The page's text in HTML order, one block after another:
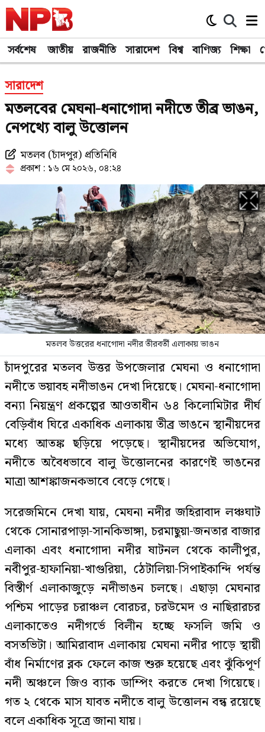
সর্বশেষ জাতীয় রাজনীতি সারাদেশ বিশ্ব বাণিজ্য শিক্ষা
সারাদেশ
মতলবের মেঘনা-ধনাগোদা নদীতে তীব্র ভাঙন,
নেপথ্যে বালু উত্তোলন
মতলব (চাঁদপুর) প্রতিনিধি
প্রকাশ : ১৬ মে ২০২৬, ০৪:২৪
মতলব উত্তরের ধনাগোদা নদীর তীরবর্তী এলাকায় ভাঙন
চাঁদপুরের মতলব উত্তর উপজেলার মেঘনা ও ধনাগোদা
নদীতে ভয়াবহ নদীভাঙন দেখা দিয়েছে। মেঘনা-ধনাগোদা
বন্যা নিয়ন্ত্রণ প্রকল্পের আওতাধীন ৬৪ কিলোমিটার দীর্ঘ
বেড়িবাঁধ ঘিরে একাধিক এলাকায় তীব্র ভাঙনে স্থানীয়দের
মধ্যে আতঙ্ক ছড়িয়ে পড়েছে। স্থানীয়দের অভিযোগ,
নদীতে অবৈধভাবে বালু উত্তোলনের কারণেই ভাঙনের
মাত্রা আশঙ্কাজনকভাবে বেড়ে গেছে।
সরেজমিনে দেখা যায়, মেঘনা নদীর জহিরাবাদ লঞ্চঘাট
থেকে সোনারপাড়া-সানকিভাঙ্গা, চরমাছুয়া-জনতার বাজার
এলাকা এবং ধনাগোদা নদীর ষাটনল থেকে কালীপুর,
নবীপুর-হাফানিয়া-খাগুরিয়া, ঠেটালিয়া-সিপাইকান্দি পর্যন্ত
বিস্তীর্ণ এলাকাজুড়ে নদীভাঙন চলছে। এছাড়া মেঘনার
পশ্চিম পাড়ের চরাঞ্চল বোরচর, চরউমেদ ও নাছিরারচর
এলাকাতেও নদীগর্ভে বিলীন হচ্ছে ফসলি জমি ও
বসতভিটা। আমিরাবাদ এলাকায় মেঘনা নদীর পাড়ে স্থায়ী
বাঁধ নির্মাণের ব্লক ফেলে কাজ শুরু হয়েছে এবং ঝুঁকিপূর্ণ
নদী অঞ্চলে জিও ব্যাক ডাম্পিং করতে দেখা গিয়েছে।
গত ২ থেকে মাস যাবত নদীতে বালু উত্তোলন বন্ধ রয়েছে
বলে একাধিক সূত্রে জানা যায়।